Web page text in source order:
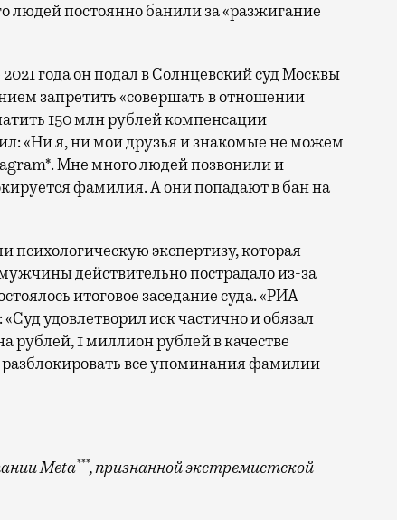
людей постоянно банили за «разжигание
года он подал в Солнцевский суд Москвы
запретить «совершать в отношении
150 млн рублей компенсации
«Ни я, ни мои друзья и знакомые не можем
Мне много людей позвонили и
фамилия. А они попадают в бан на
психологическую экспертизу, которая
действительно пострадало из-за
итоговое заседание суда. «РИА
«Суд удовлетворил иск частично и обязал
рублей, 1 миллион рублей в качестве
все упоминания фамилии
Meta***, признанной экстремистской